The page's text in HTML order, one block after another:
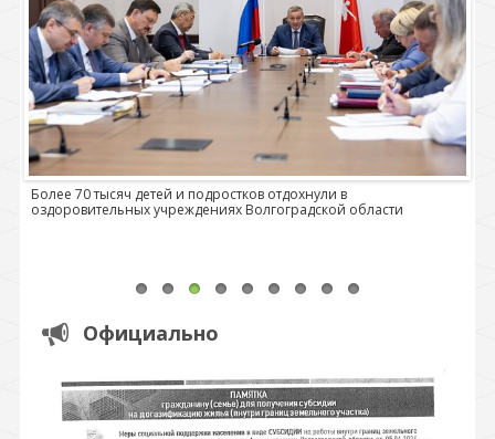
Более 70 тысяч детей и подростков отдохнули в
оздоровительных учреждениях Волгоградской области
Официально